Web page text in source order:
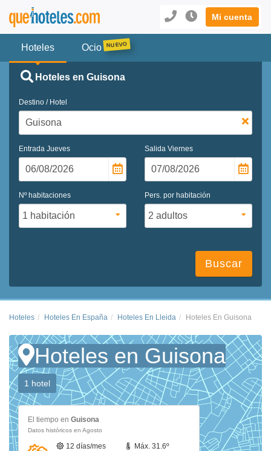
Mi cuenta
Hoteles Ocio
Hoteles en Guisona
Destino / Hotel
Entrada Jueves Salida Viernes
Nº habitaciones Pers. por habitación
Buscar
Hoteles Hoteles En España Hoteles En Lleida Hoteles En Guisona
Hoteles en Guisona
1 hotel
El tiempo en Guisona
Datos históricos en Agosto
12 días/mes
Máx. 31.6º